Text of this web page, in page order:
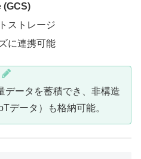
ストレージ
に連携可能
データを蓄積でき、非構造
データ）も格納可能。